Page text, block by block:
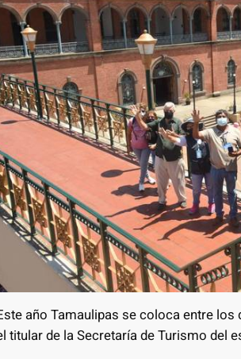
año Tamaulipas se coloca entre
titular de la Secretaría de Turismo del